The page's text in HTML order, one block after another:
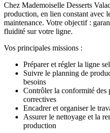
Chez Mademoiselle Desserts
production, en lien constant avec
maintenance. Votre objectif :
fluidité sur votre ligne.
Vos principales missions :
Préparer et régler la ligne
Suivre le planning de
besoins
Contrôler la conformité des
correctives
Encadrer et organiser le
Assurer le nettoyage et la
production